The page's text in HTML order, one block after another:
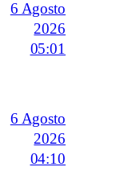
6 Agosto
2026
05:01
6 Agosto
2026
04:10